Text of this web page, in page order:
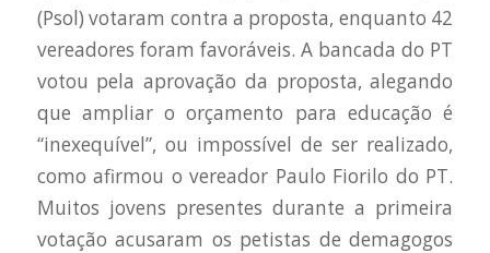
(Psol) votaram contra a proposta, enquanto 42
vereadores foram favoráveis. A bancada do PT
votou pela aprovação da proposta, alegando
que ampliar o orçamento para educação é
“inexequível”, ou impossível de ser realizado,
como afirmou o vereador Paulo Fiorilo do PT.
Muitos jovens presentes durante a primeira
votação acusaram os petistas de demagogos